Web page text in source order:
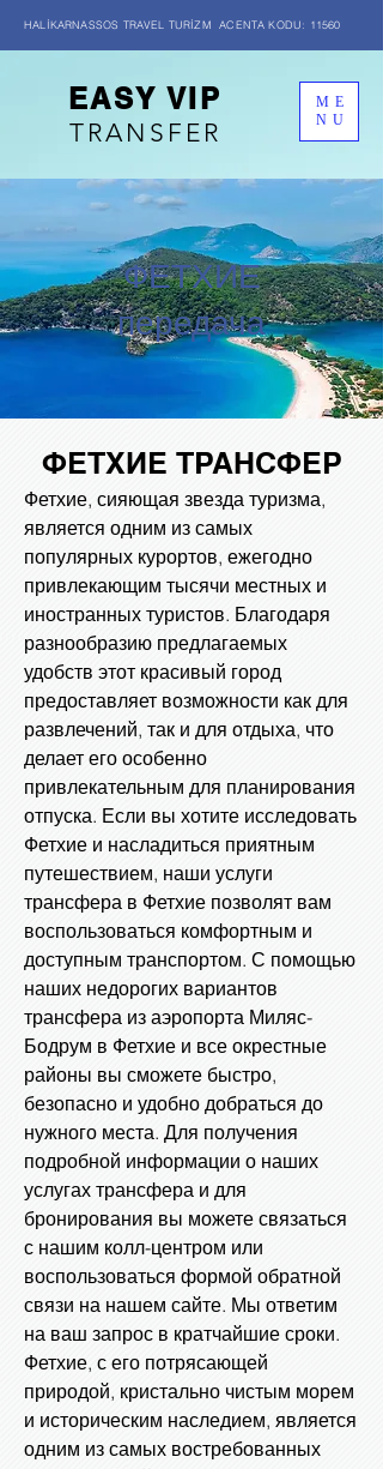
TRANSFER
EASY VIP
ME
NU
HALİKARNASSOS TRAVEL TURİZM ACENTA KODU: 11560
ФЕТХИЕ
передача
ФЕТХИЕ ТРАНСФЕР
Фетхие, сияющая звезда туризма,
является одним из самых
популярных курортов, ежегодно
привлекающим тысячи местных и
иностранных туристов. Благодаря
разнообразию предлагаемых
удобств этот красивый город
предоставляет возможности как для
развлечений, так и для отдыха, что
делает его особенно
привлекательным для планирования
отпуска. Если вы хотите исследовать
Фетхие и насладиться приятным
путешествием, наши услуги
трансфера в Фетхие позволят вам
воспользоваться комфортным и
доступным транспортом. С помощью
наших недорогих вариантов
трансфера из аэропорта Миляс-
Бодрум в Фетхие и все окрестные
районы вы сможете быстро,
безопасно и удобно добраться до
нужного места. Для получения
подробной информации о наших
услугах трансфера и для
бронирования вы можете связаться
с нашим колл-центром или
воспользоваться формой обратной
связи на нашем сайте. Мы ответим
на ваш запрос в кратчайшие сроки.
Фетхие, с его потрясающей
природой, кристально чистым морем
и историческим наследием, является
одним из самых востребованных